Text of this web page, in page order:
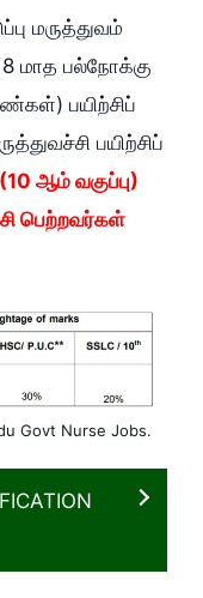
மருத்துவம்
மாத பல்நோக்கு
பயிற்சிப்
பயிற்சிப்
ஆம் வகுப்பு)
பெற்றவர்கள்
Govt Nurse Jobs.